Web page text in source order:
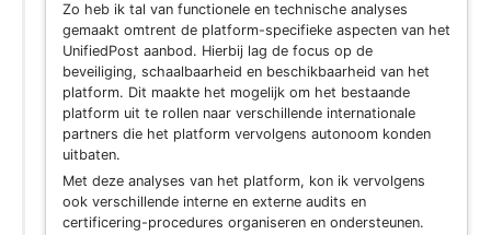
Zo heb ik tal van functionele en technische analyses
gemaakt omtrent de platform-specifieke aspecten van het
UnifiedPost aanbod. Hierbij lag de focus op de
beveiliging, schaalbaarheid en beschikbaarheid van het
platform. Dit maakte het mogelijk om het bestaande
platform uit te rollen naar verschillende internationale
partners die het platform vervolgens autonoom konden
uitbaten.
Met deze analyses van het platform, kon ik vervolgens
ook verschillende interne en externe audits en
certificering-procedures organiseren en ondersteunen.